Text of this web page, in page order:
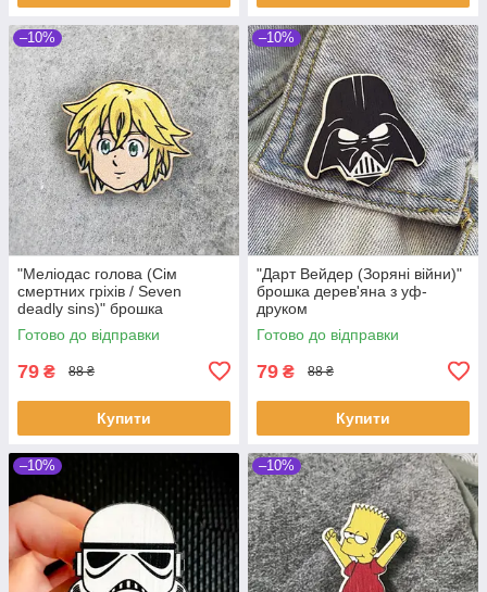
–10%
"Меліодас голова (Сім
смертних гріхів / Seven
deadly sins)" брошка
дерев'яна з уф-друком
Готово до відправки
79 ₴ 88 ₴
Купити
–10%
"Дарт Вейдер (Зоряні війни)"
брошка дерев'яна з уф-
друком
Готово до відправки
79 ₴ 88 ₴
Купити
–10% –10%